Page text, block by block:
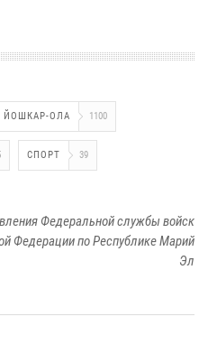
ЙОШКАР-ОЛА 1100
СПОРТ 39
Федеральной службы войск
Федерации по Республике Марий
Эл